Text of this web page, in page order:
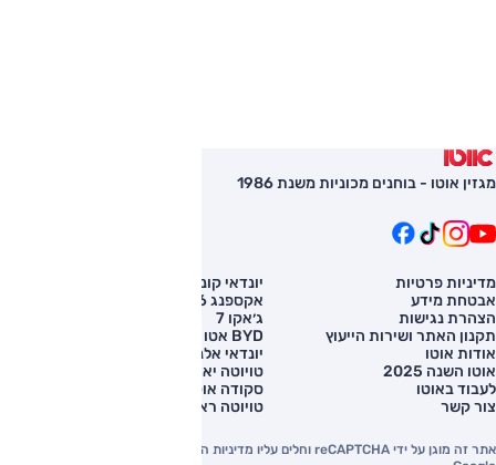
מגזין אוטו - בוחנים מכוניות משנת 1986
מדיניות פרטיות
אבטחת מידע
הצהרת נגישות
תקנון האתר ושירות הייעוץ
אודות אוטו
אוטו השנה 2025
לעבוד באוטו
צור קשר
יונדאי קונה
אקספנג G6
ג׳אקו 7
BYD אטו 3
יונדאי אלנטרה
טויוטה יאריס קרוס
סקודה אוקטביה
טויוטה ראב 4
אתר זה מוגן על ידי reCAPTCHA וחלים עליו מדיניות הפרטיות והתנאים וההגבלות של